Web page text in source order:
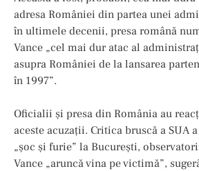
adresa României din partea unei
în ultimele decenii, presa română
Vance „cel mai dur atac al
asupra României de la lansarea
în 1997”.
Oficialii și presa din România au
aceste acuzații. Critica bruscă a SUA
„șoc și furie” la București,
Vance „aruncă vina pe victimă”,